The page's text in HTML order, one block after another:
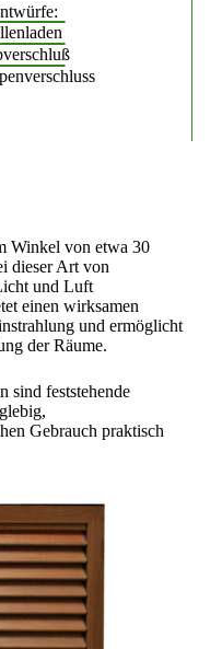
Winkel von etwa 30
dieser Art von
und Luft
einen wirksamen
und ermöglicht
der Räume.
sind feststehende
Gebrauch praktisch